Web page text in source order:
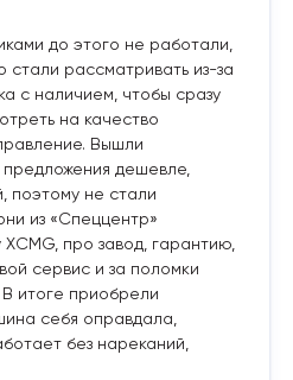
до этого не работали,
стали рассматривать из-за
с наличием, чтобы сразу
на качество
Вышли
дешевле,
поэтому не стали
из «Спеццентр»
про завод, гарантию,
сервис и за поломки
В итоге приобрели
себя оправдала,
без нареканий,